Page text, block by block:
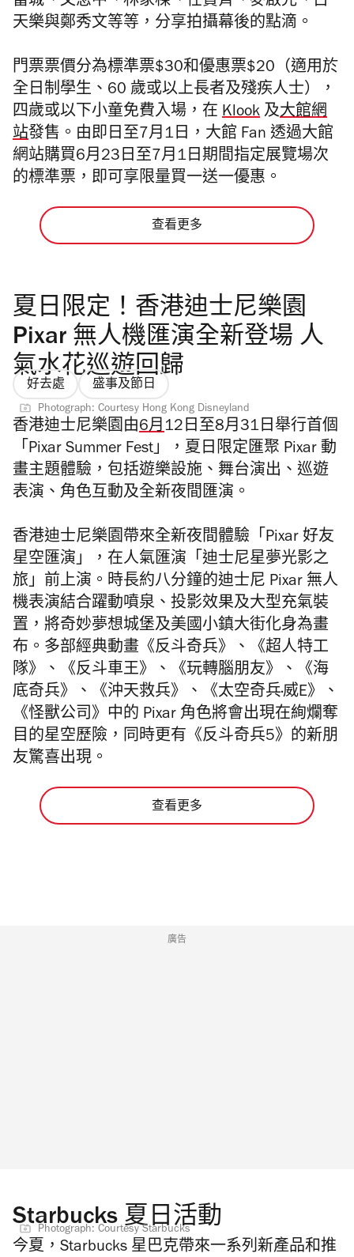
天樂與鄭秀文等等，分享拍攝幕後的點滴。
門票票價分為標準票$30和優惠票$20（適用於
全日制學生、60 歲或以上長者及殘疾人士），
四歲或以下小童免費入場， 在 Klook 及大館網
站發售。 由即日至7月1日，大館 Fan 透過大館
網站購買6月23日至7月1日期間指定展覽場次
的標準票，即可享限量買一送一優惠。
查看更多
夏日限定！香港迪士尼樂園
Pixar 無人機匯演全新登場 人
氣水花巡遊回歸
好去處 盛事及節日
Photograph: Courtesy Hong Kong Disneyland
香港迪士尼樂園由6月12日至8月31日舉行首個
「Pixar Summer Fest」，夏日限定匯聚 Pixar 動
畫主題體驗，包括遊樂設施、舞台演出、巡遊
表演、角色互動及全新夜間匯演。
香港迪士尼樂園帶來全新夜間體驗「Pixar 好友
星空匯演」，在人氣匯演「迪士尼星夢光影之
旅」前上演。時長約八分鐘的迪士尼 Pixar 無人
機表演結合躍動噴泉、投影效果及大型充氣裝
置，將奇妙夢想城堡及美國小鎮大街化身為畫
布。多部經典動畫《反斗奇兵》、《超人特工
隊》、《反斗車王》、《玩轉腦朋友》、《海
底奇兵》、《沖天救兵》、《太空奇兵·威E》、
《怪獸公司》中的 Pixar 角色將會出現在絢爛奪
目的星空歷險，同時更有《反斗奇兵5》的新朋
友驚喜出現。
查看更多
廣告
Starbucks 夏日活動
Photograph: Courtesy Starbucks
今夏，Starbucks 星巴克帶來一系列新產品和推